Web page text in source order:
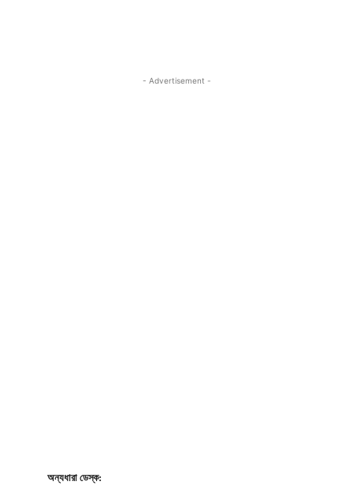
- Advertisement -
অন্যধারা ডেস্ক: